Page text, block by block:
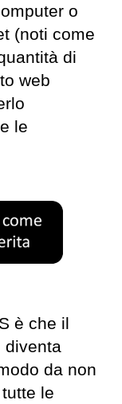
o
(noti come
di
web
le
è che il
diventa
da non
le